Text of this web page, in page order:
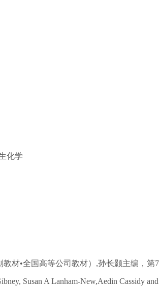
化学
材•全国高等公司教材）,孙长颢主编，第
Susan A Lanham-New,Aedin Cassidy